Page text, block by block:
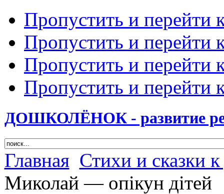
Пропустить и перейти
Пропустить и перейти
Пропустить и перейти
Пропустить и перейти
ДОШКОЛЁНОК - развитие
Главная Стихи и сказки
Миколай — опікун дітей